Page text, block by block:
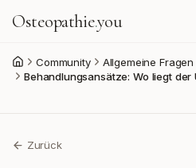
Osteopathie.you
Start Community
Allgemeine Fragen
Behandlungsansätze: Wo liegt
Zurück